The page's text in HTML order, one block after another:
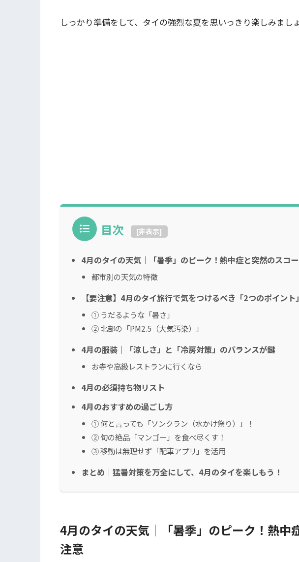
しっかり準備をして、タイの強烈な夏を思いっきり楽しみまし
目次 [非表示]
4月のタイの天気｜「暑季」のピーク！熱中症と突然のスコ
都市別の天気の特徴
【要注意】4月のタイ旅行で気をつけるべき「2つのポイント」
① うだるような「暑さ」
② 北部の「PM2.5（大気汚染）」
4月の服装｜「涼しさ」と「冷房対策」のバランスが鍵
お寺や高級レストランに行くなら
4月の必須持ち物リスト
4月のおすすめの過ごし方
① 何と言っても「ソンクラン（水かけ祭り）」！
② 旬の絶品「マンゴー」を食べ尽くす！
③ 移動は無理せず「配車アプリ」を活用
まとめ｜猛暑対策を万全にして、4月のタイを楽しもう！
4月のタイの天気｜「暑季」のピーク！熱中
注意